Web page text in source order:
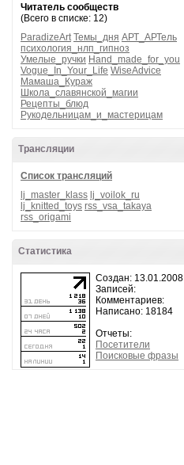
Читатель сообществ
(Всего в списке: 12)
ParadizeArt Темы_дня АРТ_АРТель
психология_нлп_гипноз
Умелые_ручки Hand_made_for_you
Vogue_In_Your_Life WiseAdvice
Мамаша_Кураж
Школа_славянской_магии
Рецепты_блюд
Рукодельницам_и_мастерицам
Трансляции
Список трансляций
lj_master_klass lj_voilok_ru
lj_knitted_toys rss_vsa_takaya
rss_origami
Статистика
Создан: 13.01.2008
Записей:
Комментариев:
Написано: 18184
Отчеты:
Посетители
Поисковые фразы